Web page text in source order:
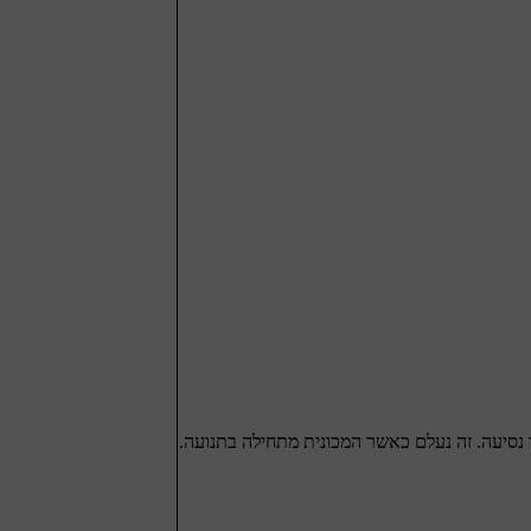
נסיעה. זה נעלם כאשר המכונית מתחילה בתנועה.